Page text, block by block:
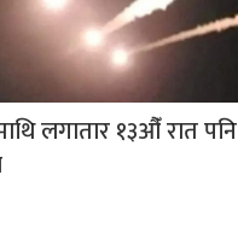
लगातार १३औँ रात पनि